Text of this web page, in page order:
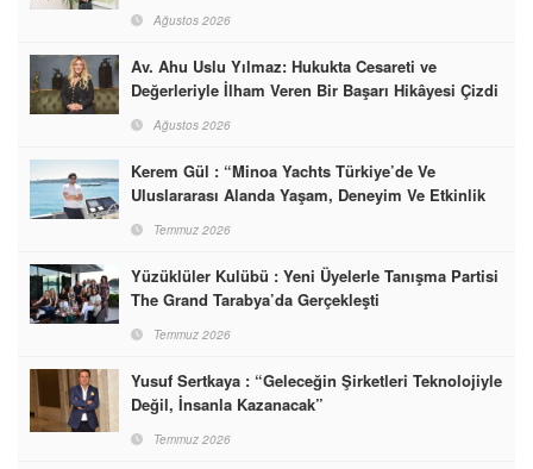
Ağustos 2026
Av. Ahu Uslu Yılmaz: Hukukta Cesareti ve
Değerleriyle İlham Veren Bir Başarı Hikâyesi Çizdi
Ağustos 2026
Kerem Gül : “Minoa Yachts Türkiye’de Ve
Uluslararası Alanda Yaşam, Deneyim Ve Etkinlik
Markası Olacak”
Temmuz 2026
Yüzüklüler Kulübü : Yeni Üyelerle Tanışma Partisi
The Grand Tarabya’da Gerçekleşti
Temmuz 2026
Yusuf Sertkaya : “Geleceğin Şirketleri Teknolojiyle
Değil, İnsanla Kazanacak”
Temmuz 2026